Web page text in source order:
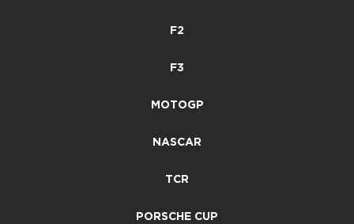
F2
F3
MOTOGP
NASCAR
TCR
PORSCHE CUP